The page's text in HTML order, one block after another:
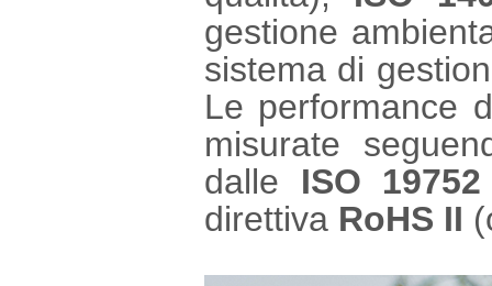
gestione
sistema di
Le performance
misurate
dalle ISO 19752
direttiva RoHS II